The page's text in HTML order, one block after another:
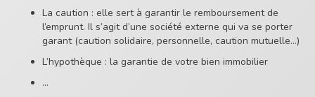
La caution : elle sert à garantir le remboursement de
l’emprunt. Il s’agit d’une société externe qui va se porter
garant (caution solidaire, personnelle, caution mutuelle…)
L’hypothèque : la garantie de votre bien immobilier
…